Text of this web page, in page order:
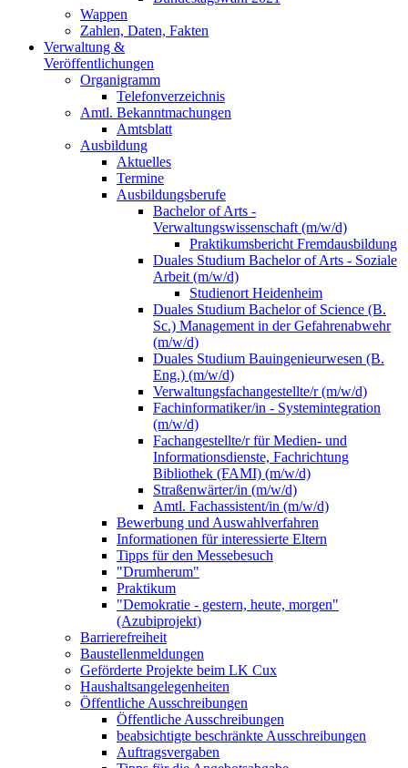
Wappen
Zahlen, Daten, Fakten
Verwaltung &
Veröffentlichungen
Organigramm
Telefonverzeichnis
Amtl. Bekanntmachungen
Amtsblatt
Ausbildung
Aktuelles
Termine
Ausbildungsberufe
Bachelor of Arts -
Verwaltungswissenschaft (m/w/d)
Praktikumsbericht Fremdausbildung
Duales Studium Bachelor of Arts - Soziale
Arbeit (m/w/d)
Studienort Heidenheim
Duales Studium Bachelor of Science (B.
Sc.) Management in der Gefahrenabwehr
(m/w/d)
Duales Studium Bauingenieurwesen (B.
Eng.) (m/w/d)
Verwaltungsfachangestellte/r (m/w/d)
Fachinformatiker/in - Systemintegration
(m/w/d)
Fachangestellte/r für Medien- und
Informationsdienste, Fachrichtung
Bibliothek (FAMI) (m/w/d)
Straßenwärter/in (m/w/d)
Amtl. Fachassistent/in (m/w/d)
Bewerbung und Auswahlverfahren
Informationen für interessierte Eltern
Tipps für den Messebesuch
"Drumherum"
Praktikum
"Demokratie - gestern, heute, morgen"
(Azubiprojekt)
Barrierefreiheit
Baustellenmeldungen
Geförderte Projekte beim LK Cux
Haushaltsangelegenheiten
Öffentliche Ausschreibungen
Öffentliche Ausschreibungen
beabsichtigte beschränkte Ausschreibungen
Auftragsvergaben